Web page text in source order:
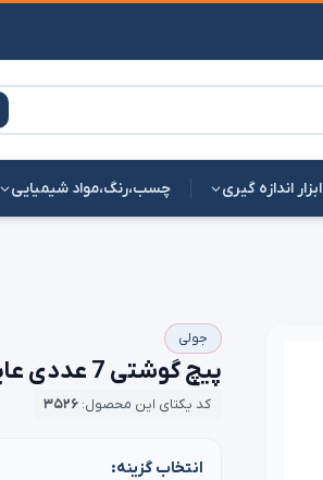
ابزار اندازه گیری چسب،رنگ،مواد شیمیایی
جولی
پیچ گوشتی 7 عددی عایق برق جولی مدل 7653 | بهترین قیمت
کد یکتای این محصول: ۳۵۲۶
انتخاب گزینه: